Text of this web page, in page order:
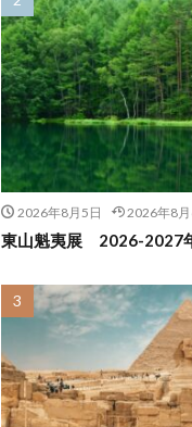
2026年8月5日 2026年8月
東山魁夷展 2026-2027